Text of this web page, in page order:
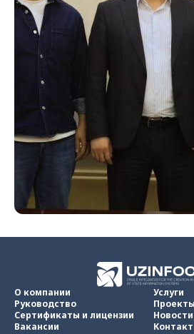
О компании
Руководство
Сертификаты и лицензии
Вакансии
Услуги
Проекты